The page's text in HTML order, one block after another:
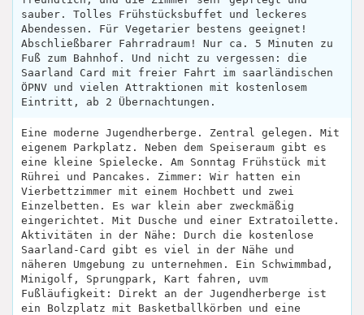
sauber. Tolles Frühstücksbuffet und leckeres
Abendessen. Für Vegetarier bestens geeignet!
Abschließbarer Fahrradraum! Nur ca. 5 Minuten zu
Fuß zum Bahnhof. Und nicht zu vergessen: die
Saarland Card mit freier Fahrt im saarländischen
ÖPNV und vielen Attraktionen mit kostenlosem
Eintritt, ab 2 Übernachtungen.
Eine moderne Jugendherberge. Zentral gelegen. Mit
eigenem Parkplatz. Neben dem Speiseraum gibt es
eine kleine Spielecke. Am Sonntag Frühstück mit
Rührei und Pancakes. Zimmer: Wir hatten ein
Vierbettzimmer mit einem Hochbett und zwei
Einzelbetten. Es war klein aber zweckmäßig
eingerichtet. Mit Dusche und einer Extratoilette.
Aktivitäten in der Nähe: Durch die kostenlose
Saarland-Card gibt es viel in der Nähe und
näheren Umgebung zu unternehmen. Ein Schwimmbad,
Minigolf, Sprungpark, Kart fahren, uvm
Fußläufigkeit: Direkt an der Jugendherberge ist
ein Bolzplatz mit Basketballkörben und eine